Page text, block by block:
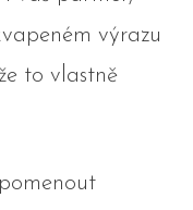
výrazu
to vlastně